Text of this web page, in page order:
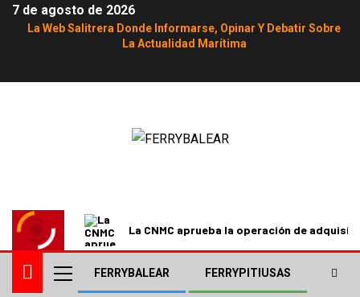
7 de agosto de 2026
La Web Salitrera Donde Informarse, Opinar Y Debatir Sobre
La Actualidad Marítima
La CNMC aprueba la operación de
FERRYBALEAR FERRYPITIUSAS